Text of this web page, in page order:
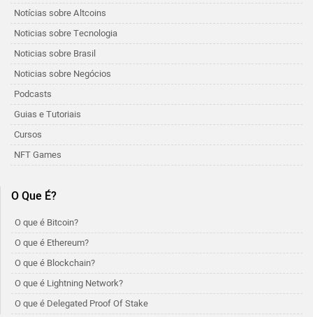
Notícias sobre Altcoins
Noticias sobre Tecnologia
Noticias sobre Brasil
Noticias sobre Negócios
Podcasts
Guias e Tutoriais
Cursos
NFT Games
O Que É?
O que é Bitcoin?
O que é Ethereum?
O que é Blockchain?
O que é Lightning Network?
O que é Delegated Proof Of Stake